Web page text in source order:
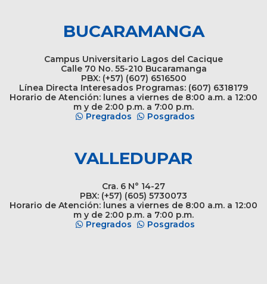
BUCARAMANGA
Campus Universitario Lagos del Cacique
Calle 70 No. 55-210 Bucaramanga
PBX: (+57) (607) 6516500
Línea Directa Interesados Programas: (607) 6318179
Horario de Atención: lunes a viernes de 8:00 a.m. a 12:00
m y de 2:00 p.m. a 7:00 p.m.
Pregrados
Posgrados
VALLEDUPAR
Cra. 6 N° 14-27
PBX: (+57) (605) 5730073
Horario de Atención: lunes a viernes de 8:00 a.m. a 12:00
m y de 2:00 p.m. a 7:00 p.m.
Pregrados
Posgrados